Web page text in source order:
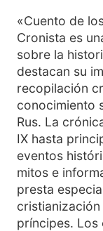
«Cuento de
Cronista es
sobre la
destacan su
recopilación
conocimiento
Rus. La
IX hasta
eventos
mitos e
presta
príncipes.